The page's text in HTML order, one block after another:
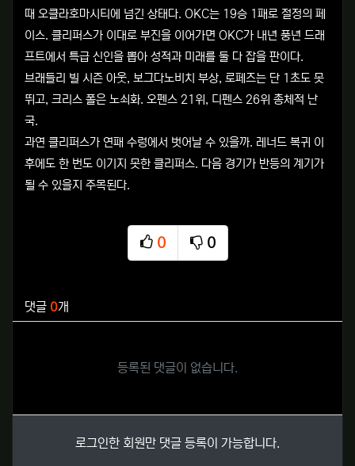
때 오클라호마시티에 넘긴 상태다. OKC는 19승 1패로 절정의 페
이스. 클리퍼스가 이대로 부진을 이어가면 OKC가 내년 풍년 드래
프트에서 특급 신인을 뽑아 성적과 미래를 둘 다 잡을 판이다.
브래들리 빌 시즌 아웃, 보그다노비치 부상, 로페즈는 단 1초도 못
뛰고, 크리스 폴은 노쇠화. 오펜스 21위, 디펜스 26위 총체적 난
국.
과연 클리퍼스가 연패 수렁에서 벗어날 수 있을까. 레너드 복귀 이
후에도 한 번도 이기지 못한 클리퍼스. 다음 경기가 반등의 계기가
될 수 있을지 주목된다.
0
추천
0
비추천
댓글 0개
등록된 댓글이 없습니다.
로그인한 회원만 댓글 등록이 가능합니다.